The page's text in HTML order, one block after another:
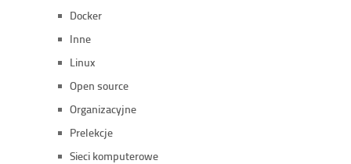
Docker
Inne
Linux
Open source
Organizacyjne
Prelekcje
Sieci komputerowe